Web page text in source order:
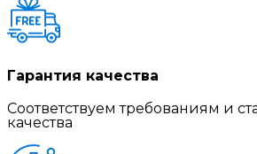
Гарантия качества
Соответствуем требованиям и
качества